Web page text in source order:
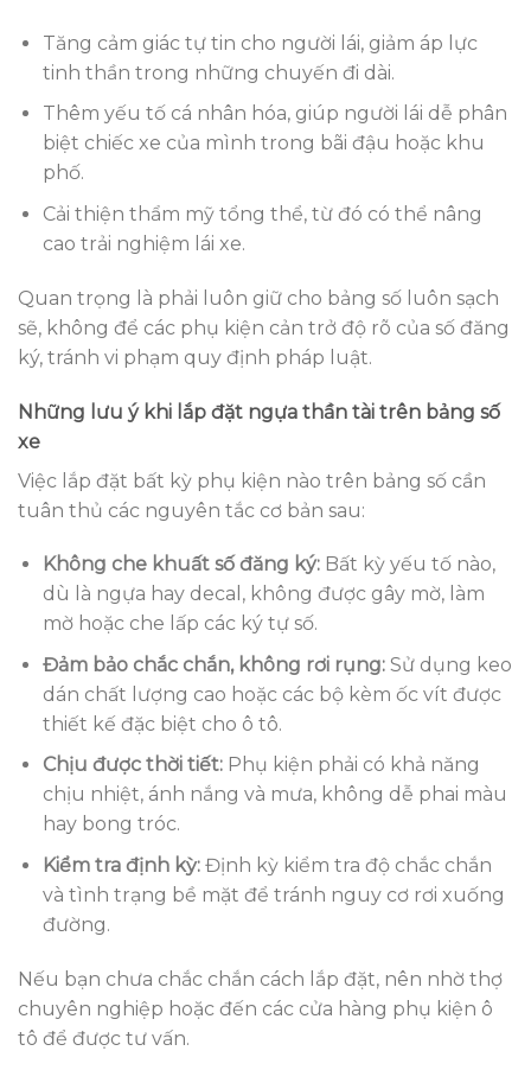
Tăng cảm giác tự tin cho người lái, giảm áp lực
tinh thần trong những chuyến đi dài.
Thêm yếu tố cá nhân hóa, giúp người lái dễ phân
biệt chiếc xe của mình trong bãi đậu hoặc khu
phố.
Cải thiện thẩm mỹ tổng thể, từ đó có thể nâng
cao trải nghiệm lái xe.
Quan trọng là phải luôn giữ cho bảng số luôn sạch
sẽ, không để các phụ kiện cản trở độ rõ của số đăng
ký, tránh vi phạm quy định pháp luật.
Những lưu ý khi lắp đặt ngựa thần tài trên bảng số
xe
Việc lắp đặt bất kỳ phụ kiện nào trên bảng số cần
tuân thủ các nguyên tắc cơ bản sau:
Không che khuất số đăng ký:Bất kỳ yếu tố nào,
dù là ngựa hay decal, không được gây mờ, làm
mờ hoặc che lấp các ký tự số.
Đảm bảo chắc chắn, không rơi rụng:Sử dụng keo
dán chất lượng cao hoặc các bộ kèm ốc vít được
thiết kế đặc biệt cho ô tô.
Chịu được thời tiết:Phụ kiện phải có khả năng
chịu nhiệt, ánh nắng và mưa, không dễ phai màu
hay bong tróc.
Kiểm tra định kỳ:Định kỳ kiểm tra độ chắc chắn
và tình trạng bề mặt để tránh nguy cơ rơi xuống
đường.
Nếu bạn chưa chắc chắn cách lắp đặt, nên nhờ thợ
chuyên nghiệp hoặc đến các cửa hàng phụ kiện ô
tô để được tư vấn.